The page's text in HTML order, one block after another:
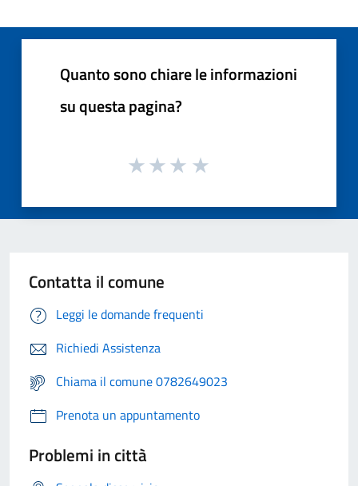
Quanto sono chiare le informazioni
su questa pagina?
Contatta il comune
Leggi le domande frequenti
Richiedi Assistenza
Chiama il comune 0782649023
Prenota un appuntamento
Problemi in città